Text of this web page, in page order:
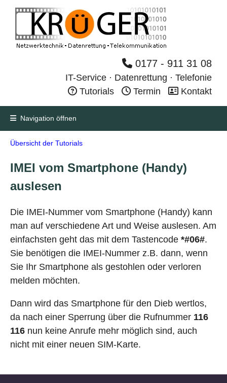
0177 - 911 31 08
IT-Service · Datenrettung · Telefonie
Tutorials
Termin Kontakt
Navigation öffnen
Übersicht der Tutorials
IMEI vom Smartphone (Handy)
auslesen
Die IMEI-Nummer vom Smartphone (Handy) kann
man auf verschiedene Art und Weise auslesen. Am
einfachsten geht das mit dem Tastencode *#06#.
Sie benötigen die IMEI-Nummer z.B. dann, wenn
Sie Ihr Smartphone als gestohlen oder verloren
melden möchten.
Dann wird das Smartphone für den Dieb wertlos,
da nach einer Sperrung über die Rufnummer 116
116 nun keine Anrufe mehr möglich sind, auch
nicht mit einer neuen SIM-Karte.